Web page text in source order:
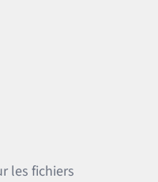
les fichiers